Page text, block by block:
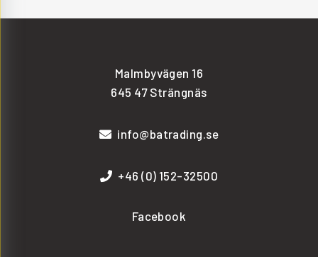
Malmbyvägen 16
645 47 Strängnäs
info@batrading.se
+46 (0) 152-32500
Facebook